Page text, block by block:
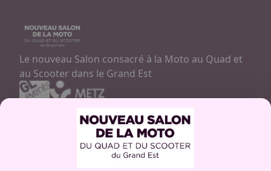
Le nouveau Salon consacré à la Moto au Quad et
au Scooter dans le Grand Est